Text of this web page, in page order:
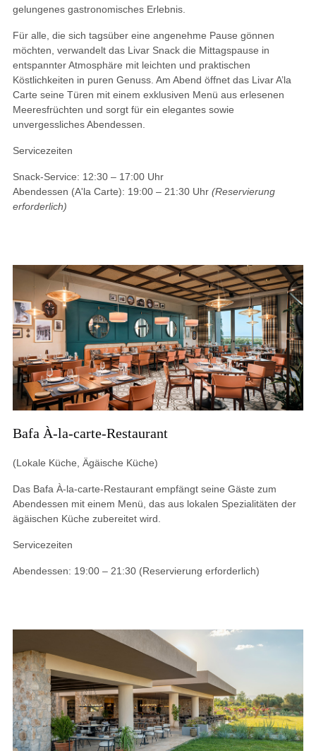
gelungenes gastronomisches Erlebnis.
Für alle, die sich tagsüber eine angenehme Pause gönnen
möchten, verwandelt das Livar Snack die Mittagspause in
entspannter Atmosphäre mit leichten und praktischen
Köstlichkeiten in puren Genuss. Am Abend öffnet das Livar A’la
Carte seine Türen mit einem exklusiven Menü aus erlesenen
Meeresfrüchten und sorgt für ein elegantes sowie
unvergessliches Abendessen.
Servicezeiten
Snack-Service: 12:30 – 17:00 Uhr
Abendessen (A'la Carte): 19:00 – 21:30 Uhr (Reservierung
erforderlich)
Bafa À-la-carte-Restaurant
(Lokale Küche, Ägäische Küche)
Das Bafa À-la-carte-Restaurant empfängt seine Gäste zum
Abendessen mit einem Menü, das aus lokalen Spezialitäten der
ägäischen Küche zubereitet wird.
Servicezeiten
Abendessen: 19:00 – 21:30 (Reservierung erforderlich)